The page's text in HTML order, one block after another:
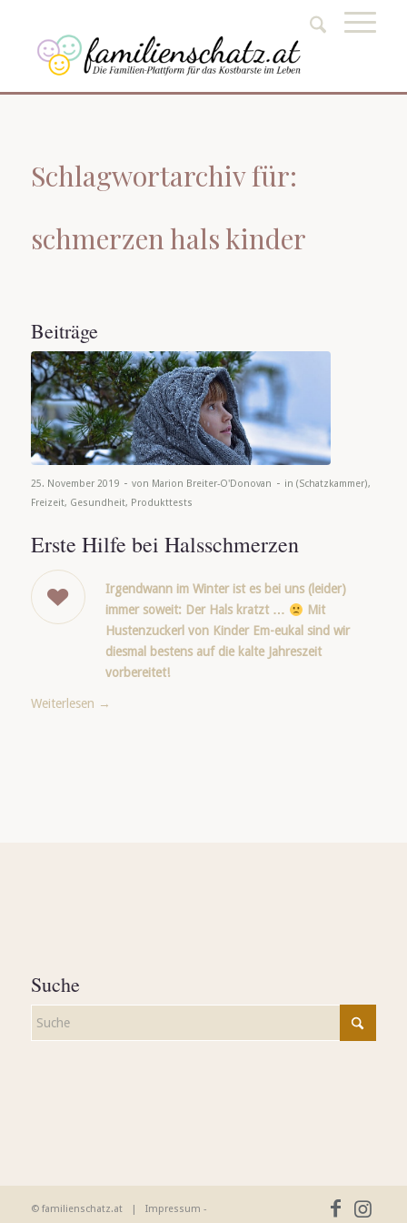
Schlagwortarchiv für:
schmerzen hals kinder
Beiträge
25. November 2019 - von Marion Breiter-O'Donovan - in (Schatzkammer),
Freizeit, Gesundheit, Produkttests
Erste Hilfe bei Halsschmerzen
Irgendwann im Winter ist es bei uns (leider)
immer soweit: Der Hals kratzt …
Mit
Hustenzuckerl von Kinder Em-eukal sind wir
diesmal bestens auf die kalte Jahreszeit
vorbereitet!
Weiterlesen →
Suche
© familienschatz.at | Impressum -